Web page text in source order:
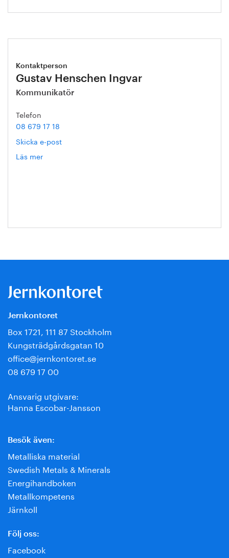
Kontaktperson
Gustav Henschen Ingvar
Kommunikatör
Telefon
08 679 17 18
Skicka e-post
Läs mer
Jernkontoret
Box 1721, 111 87 Stockholm
Kungsträdgårdsgatan 10
office@jernkontoret.se
08 679 17 00
Ansvarig utgivare:
Hanna Escobar-Jansson
Besök även:
Metalliska material
Swedish Metals & Minerals
Energihandboken
Metallkompetens
Järnkoll
Följ oss:
Facebook